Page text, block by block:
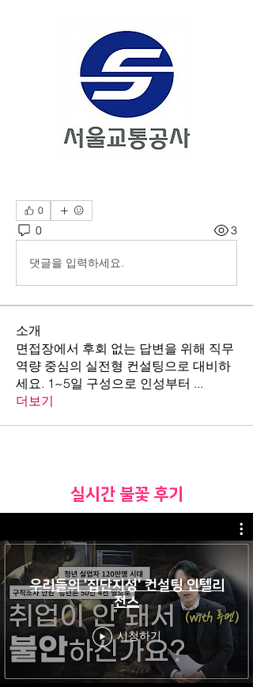
0
0 3
댓글을 입력하세요.
소개
면접장에서 후회 없는 답변을 위해 직무
역량 중심의 실전형 컨설팅으로 대비하
세요. 1~5일 구성으로 인성부터 ...
더보기
​실시간 불꽃 후기
우리들의 '집단지성' 컨설팅 인텔리
전스
시청하기